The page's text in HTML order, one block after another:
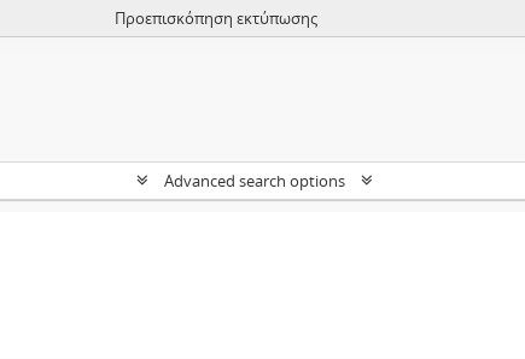
Προεπισκόπηση εκτύπωσης
Advanced search options